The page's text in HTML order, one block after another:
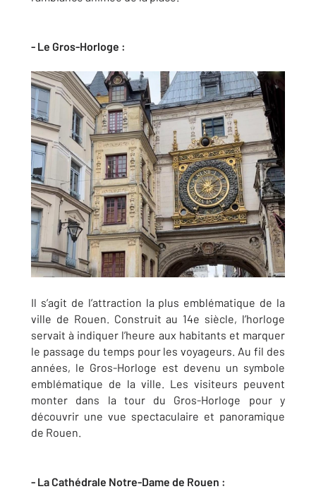
- Le Gros-Horloge :
Il s’agit de l’attraction la plus emblématique de la
ville de Rouen. Construit au 14e siècle, l’horloge
servait à indiquer l’heure aux habitants et marquer
le passage du temps pour les voyageurs. Au fil des
années, le Gros-Horloge est devenu un symbole
emblématique de la ville. Les visiteurs peuvent
monter dans la tour du Gros-Horloge pour y
découvrir une vue spectaculaire et panoramique
de Rouen.
- La Cathédrale Notre-Dame de Rouen :